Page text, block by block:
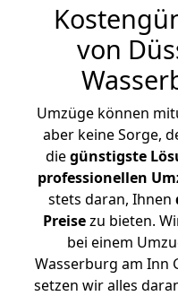
von
Umzüge können
aber keine Sorge,
diegünstigste
professionellen
stets daran, Ihnen
Preisezu bieten.
bei einem
Wasserburg am Inn
setzen wir alles